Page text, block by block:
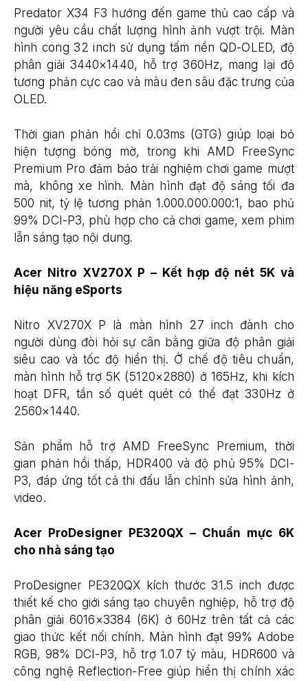
Predator X34 F3 hướng đến game thủ cao cấp và
người yêu cầu chất lượng hình ảnh vượt trội. Màn
hình cong 32 inch sử dụng tấm nền QD-OLED, độ
phân giải 3440×1440, hỗ trợ 360Hz, mang lại độ
tương phản cực cao và màu đen sâu đặc trưng của
OLED.
Thời gian phản hồi chỉ 0.03ms (GTG) giúp loại bỏ
hiện tượng bóng mờ, trong khi AMD FreeSync
Premium Pro đảm bảo trải nghiệm chơi game mượt
mà, không xe hình. Màn hình đạt độ sáng tối đa
500 nit, tỷ lệ tương phản 1.000.000.000:1, bao phủ
99% DCI-P3, phù hợp cho cả chơi game, xem phim
lẫn sáng tạo nội dung.
Acer Nitro XV270X P – Kết hợp độ nét 5K và
hiệu năng eSports
Nitro XV270X P là màn hình 27 inch đành cho
người dùng đòi hỏi sự cân bằng giữa độ phân giải
siêu cao và tốc độ hiển thị. Ở chế độ tiêu chuẩn,
màn hình hỗ trợ 5K (5120×2880) ở 165Hz, khi kích
hoạt DFR, tần số quét quét có thể đạt 330Hz ở
2560×1440.
Sản phẩm hỗ trợ AMD FreeSync Premium, thời
gian phản hồi thấp, HDR400 và độ phủ 95% DCI-
P3, đáp ứng tốt cả thi đấu lẫn chỉnh sửa hình ảnh,
video.
Acer ProDesigner PE320QX – Chuẩn mực 6K
cho nhà sáng tạo
ProDesigner PE320QX kích thước 31.5 inch được
thiết kế cho giới sáng tạo chuyên nghiệp, hỗ trợ độ
phân giải 6016×3384 (6K) ở 60Hz trên tất cả các
giao thức kết nối chính. Màn hình đạt 99% Adobe
RGB, 98% DCI-P3, hỗ trợ 1.07 tỷ màu, HDR600 và
công nghệ Reflection-Free giúp hiển thị chính xác